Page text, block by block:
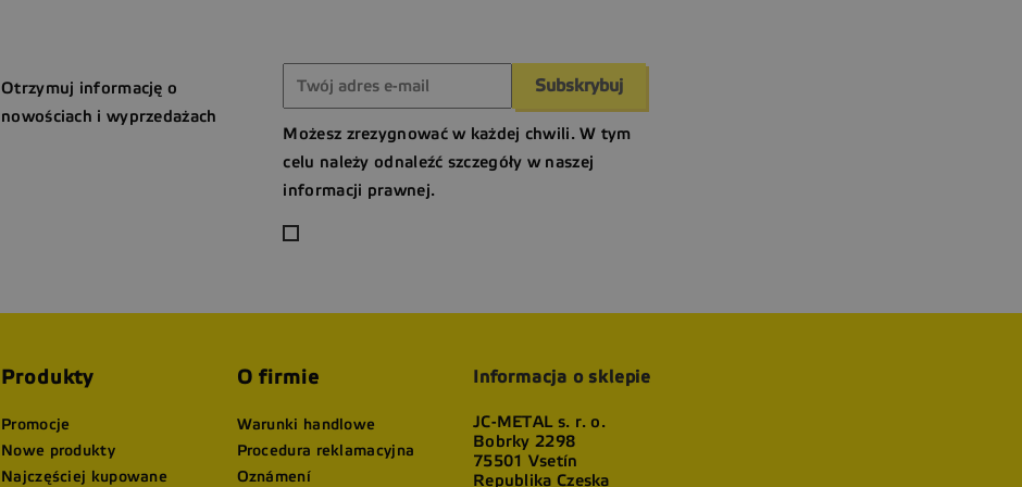
Otrzymuj informację o
nowościach i wyprzedażach
Możesz zrezygnować w każdej chwili. W tym
celu należy odnaleźć szczegóły w naszej
informacji prawnej.
Produkty
Promocje
Nowe produkty
Najczęściej kupowane
O firmie
Warunki handlowe
Procedura reklamacyjna
Oznámení
Informacja o sklepie
JC-METAL s. r. o.
Bobrky 2298
75501 Vsetín
Republika Czeska